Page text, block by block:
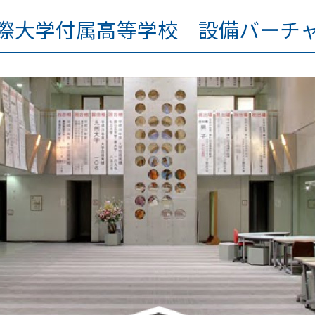
大学付属高等学校 設備バーチ